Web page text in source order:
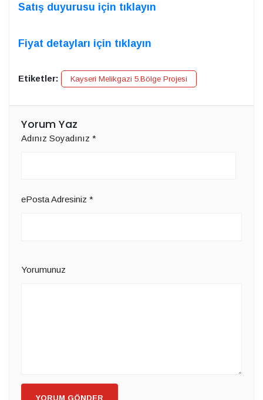
Satış duyurusu için tıklayın
Fiyat detayları için tıklayın
Etiketler: Kayseri Melikgazi 5.Bölge Projesi
Yorum Yaz
Adınız Soyadınız *
ePosta Adresiniz *
Yorumunuz
YORUM GÖNDER